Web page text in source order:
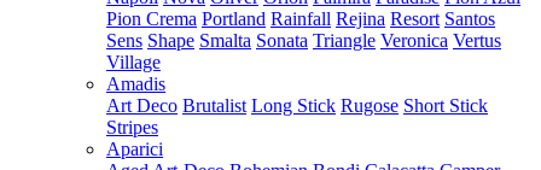
Pion Crema Portland Rainfall Rejina Resort Santos
Sens Shape Smalta Sonata Triangle Veronica Vertus
Village
Amadis
Art Deco Brutalist Long Stick Rugose Short Stick
Stripes
Aparici